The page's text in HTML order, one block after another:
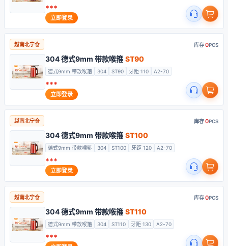
***
立即登录
越南北宁仓 库存0PCS
304 德式9mm 带款喉箍 ST90
德式9mm 带款喉箍 304 ST90 牙距 110 A2-70
***
立即登录
越南北宁仓 库存0PCS
304 德式9mm 带款喉箍 ST100
德式9mm 带款喉箍 304 ST100 牙距 120 A2-70
***
立即登录
越南北宁仓 库存0PCS
304 德式9mm 带款喉箍 ST110
德式9mm 带款喉箍 304 ST110 牙距 130 A2-70
***